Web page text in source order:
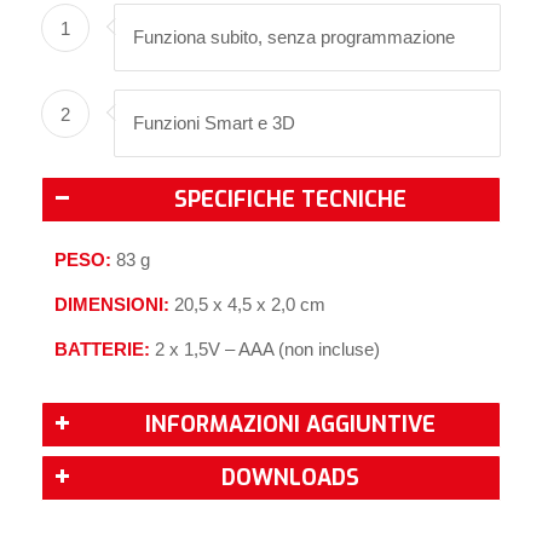
1 Funziona subito, senza programmazione
2 Funzioni Smart e 3D
SPECIFICHE TECNICHE
PESO: 83 g
DIMENSIONI: 20,5 x 4,5 x 2,0 cm
BATTERIE: 2 x 1,5V – AAA (non incluse)
INFORMAZIONI AGGIUNTIVE
DOWNLOADS